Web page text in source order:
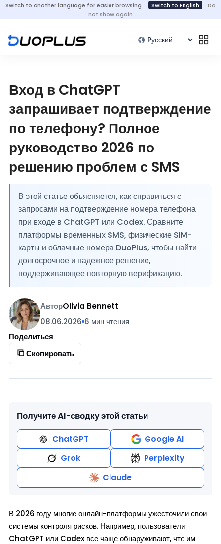
Switch to another language for easier browsing. Switch to English
Do
not show again
Вход в ChatGPT
запрашивает подтверждение
по телефону? Полное
руководство 2026 по
решению проблем с SMS
В этой статье объясняется, как справиться с
запросами на подтверждение номера телефона
при входе в ChatGPT или Codex. Сравните
платформы временных SMS, физические SIM-
карты и облачные номера DuoPlus, чтобы найти
долгосрочное и надежное решение,
поддерживающее повторную верификацию.
АвторOlivia Bennett
08.06.2026 6 мин чтения
Поделиться
Скопировать
Получите AI-сводку этой статьи
ChatGPT
Google AI
Grok
Perplexity
Claude
В 2026 году многие онлайн-платформы ужесточили свои
системы контроля рисков. Например, пользователи
ChatGPT или Codex все чаще обнаруживают, что им